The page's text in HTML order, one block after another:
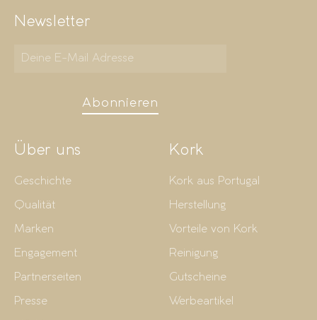
Newsletter
Abonnieren
Über uns
Geschichte
Qualität
Marken
Engagement
Partnerseiten
Presse
Kork
Kork aus Portugal
Herstellung
Vorteile von Kork
Reinigung
Gutscheine
Werbeartikel